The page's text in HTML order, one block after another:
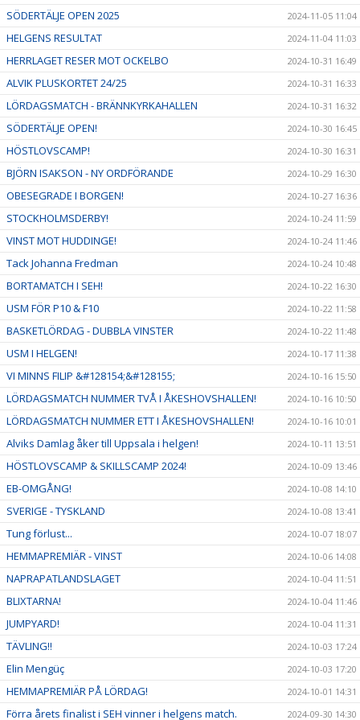
SÖDERTÄLJE OPEN 2025 2024-11-05 11:04
HELGENS RESULTAT 2024-11-04 11:03
HERRLAGET RESER MOT OCKELBO 2024-10-31 16:49
ALVIK PLUSKORTET 24/25 2024-10-31 16:33
LÖRDAGSMATCH - BRÄNNKYRKAHALLEN 2024-10-31 16:32
SÖDERTÄLJE OPEN! 2024-10-30 16:45
HÖSTLOVSCAMP! 2024-10-30 16:31
BJÖRN ISAKSON - NY ORDFÖRANDE 2024-10-29 16:30
OBESEGRADE I BORGEN! 2024-10-27 16:36
STOCKHOLMSDERBY! 2024-10-24 11:59
VINST MOT HUDDINGE! 2024-10-24 11:46
Tack Johanna Fredman 2024-10-24 10:48
BORTAMATCH I SEH! 2024-10-22 16:30
USM FÖR P10 & F10 2024-10-22 11:58
BASKETLÖRDAG - DUBBLA VINSTER 2024-10-22 11:48
USM I HELGEN! 2024-10-17 11:38
VI MINNS FILIP &#128154;&#128155; 2024-10-16 15:50
LÖRDAGSMATCH NUMMER TVÅ I ÅKESHOVSHALLEN! 2024-10-16 10:50
LÖRDAGSMATCH NUMMER ETT I ÅKESHOVSHALLEN! 2024-10-16 10:01
Alviks Damlag åker till Uppsala i helgen! 2024-10-11 13:51
HÖSTLOVSCAMP & SKILLSCAMP 2024! 2024-10-09 13:46
EB-OMGÅNG! 2024-10-08 14:10
SVERIGE - TYSKLAND 2024-10-08 13:41
Tung förlust... 2024-10-07 18:07
HEMMAPREMIÄR - VINST 2024-10-06 14:08
NAPRAPATLANDSLAGET 2024-10-04 11:51
BLIXTARNA! 2024-10-04 11:46
JUMPYARD! 2024-10-04 11:31
TÄVLING!! 2024-10-03 17:24
Elin Mengüç 2024-10-03 17:20
HEMMAPREMIÄR PÅ LÖRDAG! 2024-10-01 14:31
Förra årets finalist i SEH vinner i helgens match. 2024-09-30 14:30